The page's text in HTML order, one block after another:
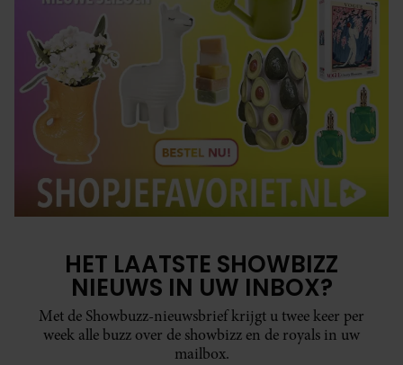
HET LAATSTE SHOWBIZZ
NIEUWS IN UW INBOX?
Met de Showbuzz-nieuwsbrief krijgt u twee keer per
week alle buzz over de showbizz en de royals in uw
mailbox.